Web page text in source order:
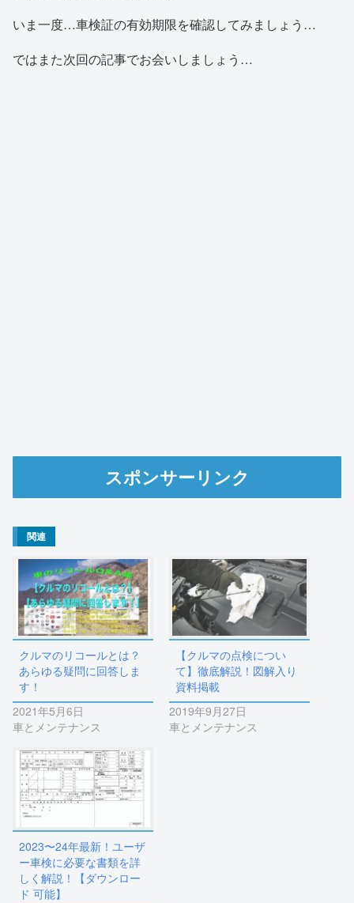
いま一度…車検証の有効期限を確認してみましょう…
ではまた次回の記事でお会いしましょう…
スポンサーリンク
関連
クルマのリコールとは？
あらゆる疑問に回答しま
す！
2021年5月6日
車とメンテナンス
【クルマの点検につい
て】徹底解説！図解入り
資料掲載
2019年9月27日
車とメンテナンス
2023〜24年最新！ユーザ
ー車検に必要な書類を詳
しく解説！【ダウンロー
ド 可能】